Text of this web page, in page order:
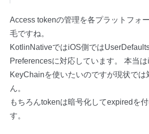
Access tokenの管理を各プラットフォ
毛ですね。
KotlinNativeではiOS側では
Preferencesに対応しています。 本当
KeyChainを使いたいのですが現状では
ん。
もちろんtokenは暗号化してexpiredを
す。